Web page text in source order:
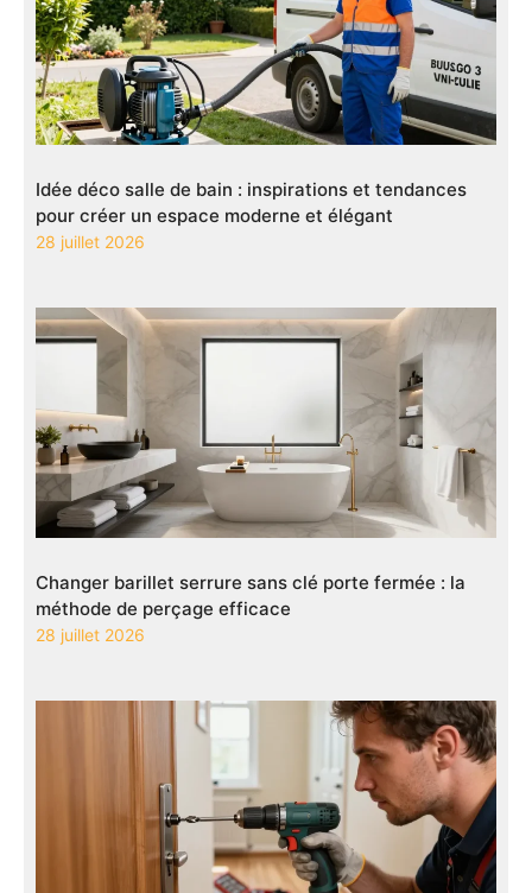
Idée déco salle de bain : inspirations et tendances
pour créer un espace moderne et élégant
28 juillet 2026
Changer barillet serrure sans clé porte fermée : la
méthode de perçage efficace
28 juillet 2026